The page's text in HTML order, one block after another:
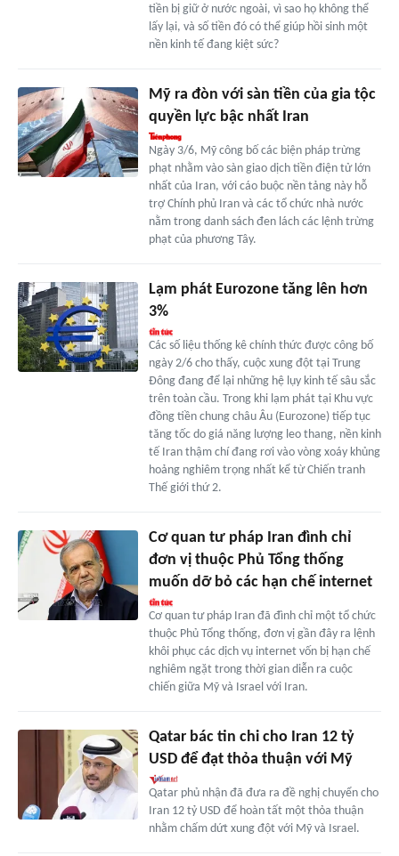
tiền bị giữ ở nước ngoài, vì sao họ không thể
lấy lại, và số tiền đó có thể giúp hồi sinh một
nền kinh tế đang kiệt sức?
Mỹ ra đòn với sàn tiền của gia tộc
quyền lực bậc nhất Iran
Ngày 3/6, Mỹ công bố các biện pháp trừng
phạt nhằm vào sàn giao dịch tiền điện tử lớn
nhất của Iran, với cáo buộc nền tảng này hỗ
trợ Chính phủ Iran và các tổ chức nhà nước
nằm trong danh sách đen lách các lệnh trừng
phạt của phương Tây.
Lạm phát Eurozone tăng lên hơn
3%
Các số liệu thống kê chính thức được công bố
ngày 2/6 cho thấy, cuộc xung đột tại Trung
Đông đang để lại những hệ lụy kinh tế sâu sắc
trên toàn cầu. Trong khi lạm phát tại Khu vực
đồng tiền chung châu Âu (Eurozone) tiếp tục
tăng tốc do giá năng lượng leo thang, nền kinh
tế Iran thậm chí đang rơi vào vòng xoáy khủng
hoảng nghiêm trọng nhất kể từ Chiến tranh
Thế giới thứ 2.
Cơ quan tư pháp Iran đình chỉ
đơn vị thuộc Phủ Tổng thống
muốn dỡ bỏ các hạn chế internet
Cơ quan tư pháp Iran đã đình chỉ một tổ chức
thuộc Phủ Tổng thống, đơn vị gần đây ra lệnh
khôi phục các dịch vụ internet vốn bị hạn chế
nghiêm ngặt trong thời gian diễn ra cuộc
chiến giữa Mỹ và Israel với Iran.
Qatar bác tin chi cho Iran 12 tỷ
USD để đạt thỏa thuận với Mỹ
Qatar phủ nhận đã đưa ra đề nghị chuyển cho
Iran 12 tỷ USD để hoàn tất một thỏa thuận
nhằm chấm dứt xung đột với Mỹ và Israel.